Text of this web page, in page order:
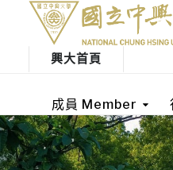
興大首頁
成員 Member